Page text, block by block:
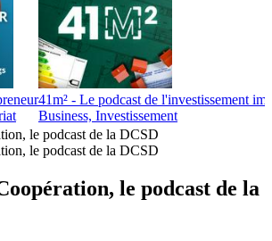
41m² - Le podcast de l'investissement
Business, Investissement
le podcast de la DCSD
le podcast de la DCSD
le podcast de la